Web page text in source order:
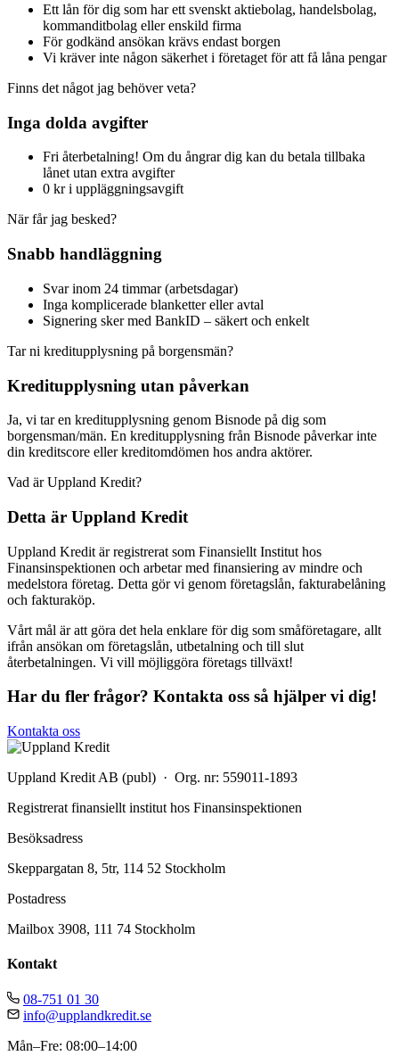
Ett lån för dig som har ett svenskt aktiebolag, handelsbolag,
kommanditbolag eller enskild firma
För godkänd ansökan krävs endast borgen
Vi kräver inte någon säkerhet i företaget för att få låna pengar
Finns det något jag behöver veta?
Inga dolda avgifter
Fri återbetalning! Om du ångrar dig kan du betala tillbaka
lånet utan extra avgifter
0 kr i uppläggningsavgift
När får jag besked?
Snabb handläggning
Svar inom 24 timmar (arbetsdagar)
Inga komplicerade blanketter eller avtal
Signering sker med BankID – säkert och enkelt
Tar ni kreditupplysning på borgensmän?
Kreditupplysning utan påverkan
Ja, vi tar en kreditupplysning genom Bisnode på dig som
borgensman/män. En kreditupplysning från Bisnode påverkar inte
din kreditscore eller kreditomdömen hos andra aktörer.
Vad är Uppland Kredit?
Detta är Uppland Kredit
Uppland Kredit är registrerat som Finansiellt Institut hos
Finansinspektionen och arbetar med finansiering av mindre och
medelstora företag. Detta gör vi genom företagslån, fakturabelåning
och fakturaköp.
Vårt mål är att göra det hela enklare för dig som småföretagare, allt
ifrån ansökan om företagslån, utbetalning och till slut
återbetalningen. Vi vill möjliggöra företags tillväxt!
Har du fler frågor? Kontakta oss så hjälper vi dig!
Kontakta oss
Uppland Kredit AB (publ) · Org. nr: 559011-1893
Registrerat finansiellt institut hos Finansinspektionen
Besöksadress
Skeppargatan 8, 5tr, 114 52 Stockholm
Postadress
Mailbox 3908, 111 74 Stockholm
Kontakt
08-751 01 30
info@upplandkredit.se
Mån–Fre: 08:00–14:00